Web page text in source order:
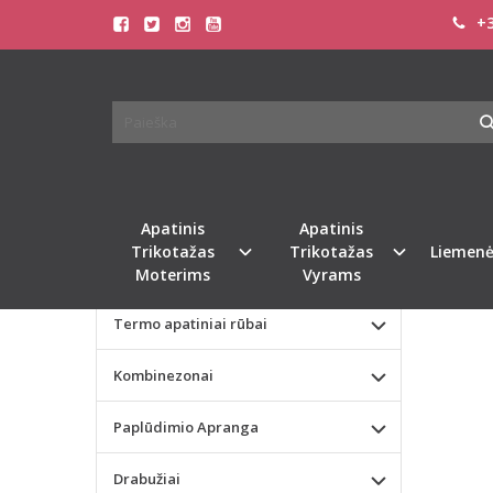
Apatinis
Trikotažas
Moterims
Apatinis
Trikotažas
Vyrams
VISO
Valentino dienos dovana
Liemenėlės
Termo apatiniai rūbai
Kombinezonai
Paplūdimio Apranga
Drabužiai